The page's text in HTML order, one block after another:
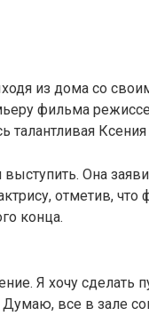
из дома со
фильма
талантливая Ксения
Она
отметив, что
конца.
Я хочу сделать
все в зале